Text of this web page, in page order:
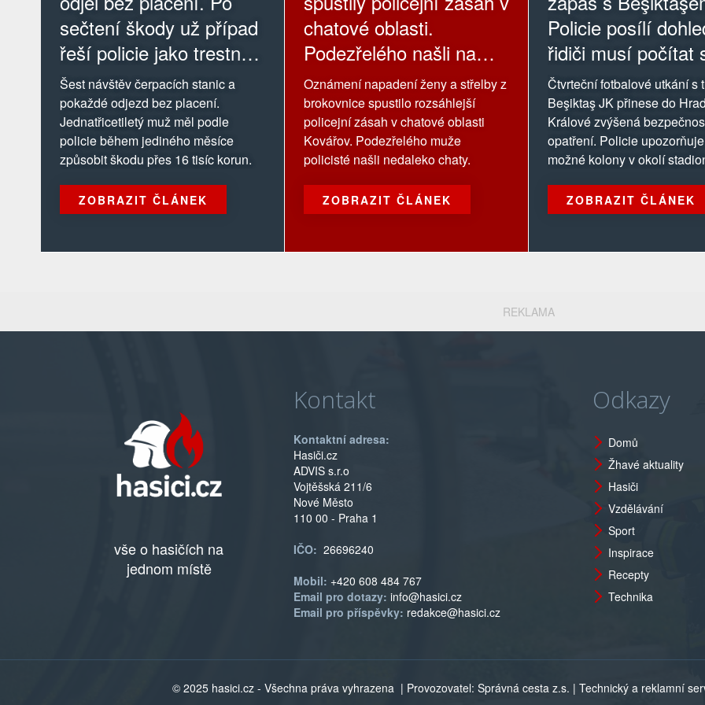
sečtení škody už případ
řeší policie jako trestný
čin
Šest návštěv čerpacích stanic a
pokaždé odjezd bez placení.
Jednatřicetiletý muž měl podle
policie během jediného měsíce
způsobit škodu přes 16 tisíc korun.
ZOBRAZIT ČLÁNEK
Policie posílí
řidiči musí počítat
kolonami
Čtvrteční fotbalové utkání s
Beşiktaş JK přinese do
Králové zvýšená
opatření. Policie
možné kolony v okolí
ZOBRAZIT ČLÁNEK
chatové oblasti.
Podezřelého našli na
louce
Oznámení napadení ženy a střelby z
brokovnice spustilo rozsáhlejší
policejní zásah v chatové oblasti
Kovářov. Podezřelého muže
policisté našli nedaleko chaty.
ZOBRAZIT ČLÁNEK
REKLAMA
vše o hasičích na
jednom místě
Kontakt
Kontaktní adresa:
Hasiči.cz
ADVIS s.r.o
Vojtěšská 211/6
Nové Město
110 00 - Praha 1
IČO: 26696240
Mobil: +420 608 484 767
Email pro dotazy: info@hasici.cz
Email pro příspěvky: redakce@hasici.cz
Odkazy
Domů
Žhavé aktuality
Hasiči
Vzdělávání
Sport
Inspirace
Recepty
Technika
© 2025 hasici.cz - Všechna práva vyhrazena | Provozovatel: Správná cesta z.s. | Technický a reklamní